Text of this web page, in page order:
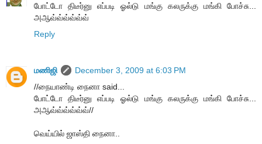
போட்டோ திடீர்னு எப்படி ஓல்டு மங்கு கலருக்கு மங்கி போச்சு...
அஆவ்வ்வ்வ்வ்வ்
Reply
மணிஜி
December 3, 2009 at 6:03 PM
//நையாண்டி நைனா said...
போட்டோ திடீர்னு எப்படி ஓல்டு மங்கு கலருக்கு மங்கி போச்சு...
அஆவ்வ்வ்வ்வ்வ்//
வெய்யில் ஜாஸ்தி நைனா..